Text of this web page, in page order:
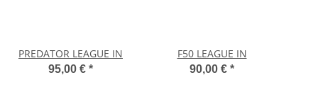
PREDATOR LEAGUE IN
95,00 € *
F50 LEAGUE IN
90,00 € *